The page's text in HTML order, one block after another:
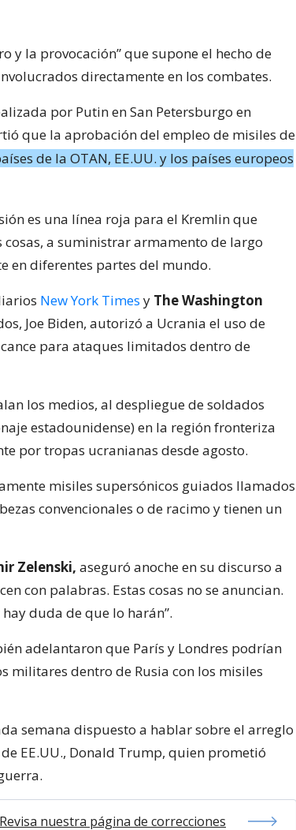
y la provocación” que supone el hecho de
directamente en los combates.
por Putin en San Petersburgo en
que la aprobación del empleo de misiles de
de la OTAN, EE.UU. y los países europeos
es una línea roja para el Kremlin que
a suministrar armamento de largo
en diferentes partes del mundo.
New York Times y The Washington
Joe Biden, autorizó a Ucrania el uso de
para ataques limitados dentro de
los medios, al despliegue de soldados
estadounidense) en la región fronteriza
por tropas ucranianas desde agosto.
misiles supersónicos guiados llamados
convencionales o de racimo y tienen un
Zelenski, aseguró anoche en su discurso a
con palabras. Estas cosas no se anuncian.
duda de que lo harán”.
adelantaron que París y Londres podrían
militares dentro de Rusia con los misiles
semana dispuesto a hablar sobre el arreglo
EE.UU., Donald Trump, quien prometió
Revisa nuestra página de correcciones